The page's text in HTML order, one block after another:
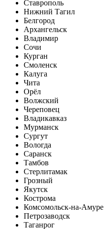
Ставрополь
Нижний Тагил
Белгород
Архангельск
Владимир
Сочи
Курган
Смоленск
Калуга
Чита
Орёл
Волжский
Череповец
Владикавказ
Мурманск
Сургут
Вологда
Саранск
Тамбов
Стерлитамак
Грозный
Якутск
Кострома
Комсомольск-на-Амуре
Петрозаводск
Таганрог